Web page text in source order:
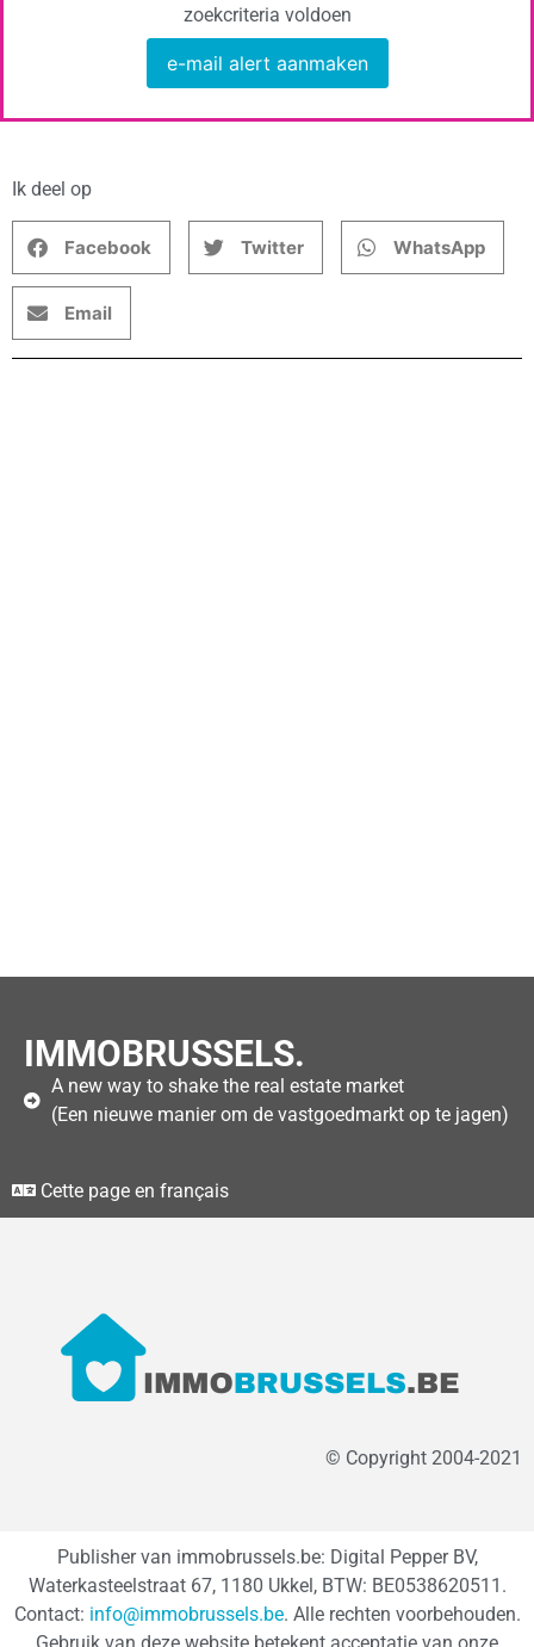
zoekcriteria voldoen
e-mail alert aanmaken
Ik deel op
Facebook Twitter WhatsApp
Email
IMMOBRUSSELS.
A new way to shake the real estate market
(Een nieuwe manier om de vastgoedmarkt op te jagen)
Cette page en français
© Copyright 2004-2021
Publisher van immobrussels.be: Digital Pepper BV,
Waterkasteelstraat 67, 1180 Ukkel, BTW: BE0538620511.
Contact: info@immobrussels.be. Alle rechten voorbehouden.
Gebruik van deze website betekent acceptatie van onze